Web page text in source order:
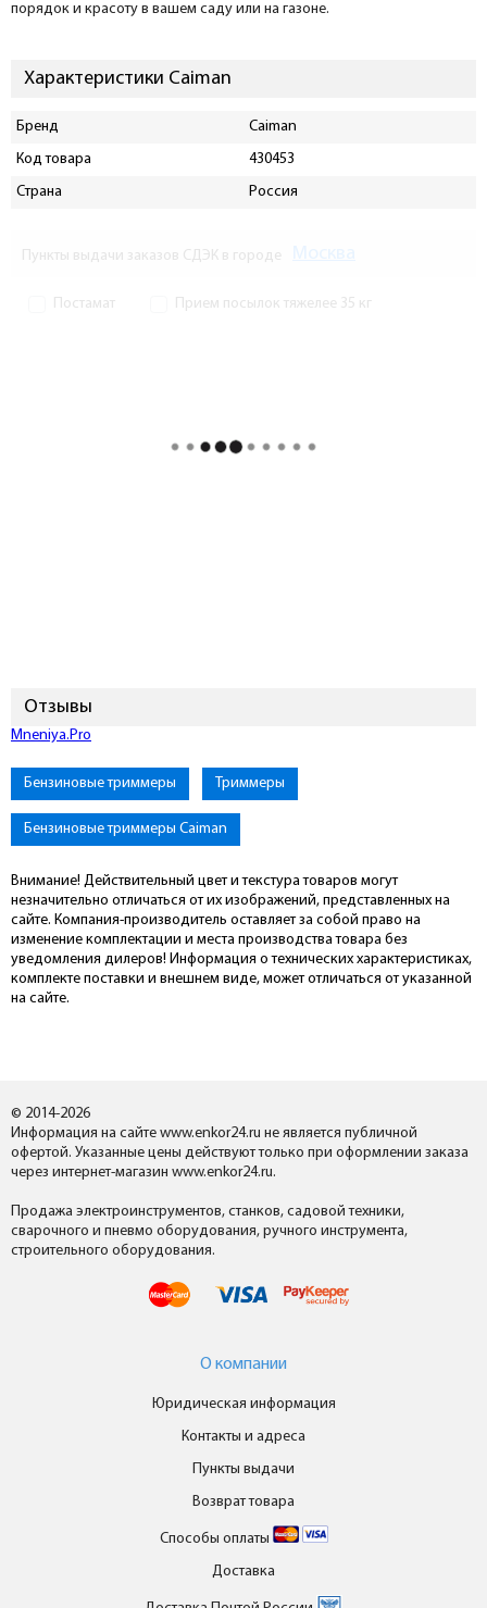
порядок и красоту в вашем саду или на газоне.
Характеристики Caiman
Бренд
Caiman
Код товара
430453
Страна
Россия
Пункты выдачи заказов СДЭК в городе
Постамат Прием посылок тяжелее 35 кг
Отзывы
Подключиться к Mneniya.Pro
Бензиновые триммеры Триммеры
Бензиновые триммеры Caiman
Внимание! Действительный цвет и текстура товаров могут
незначительно отличаться от их изображений, представленных на
сайте. Компания-производитель оставляет за собой право на
изменение комплектации и места производства товара без
уведомления дилеров! Информация о технических характеристиках,
комплекте поставки и внешнем виде, может отличаться от указанной
на сайте.
© 2014-2026
Информация на сайте www.enkor24.ru не является публичной
офертой. Указанные цены действуют только при оформлении заказа
через интернет-магазин www.enkor24.ru.
Продажа электроинструментов, станков, садовой техники,
сварочного и пневмо оборудования, ручного инструмента,
строительного оборудования.
О компании
Юридическая информация
Контакты и адреса
Пункты выдачи
Возврат товара
Способы оплаты
Доставка